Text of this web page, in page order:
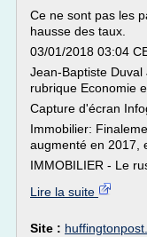
Ce ne sont pas les
hausse des taux.
03/01/2018 03:04
Jean-Baptiste
rubrique Economie
Capture d'écran
Immobilier:
augmenté en 2017,
IMMOBILIER - Le
Lire la suite
Site :